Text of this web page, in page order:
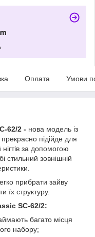
Оплата Умови
62/2 - нова модель із
прекрасно підійде для
за допомогою
стильний зовнішній
прибрати зайву
їх структуру.
SC-62/2:
багато місця
набору;